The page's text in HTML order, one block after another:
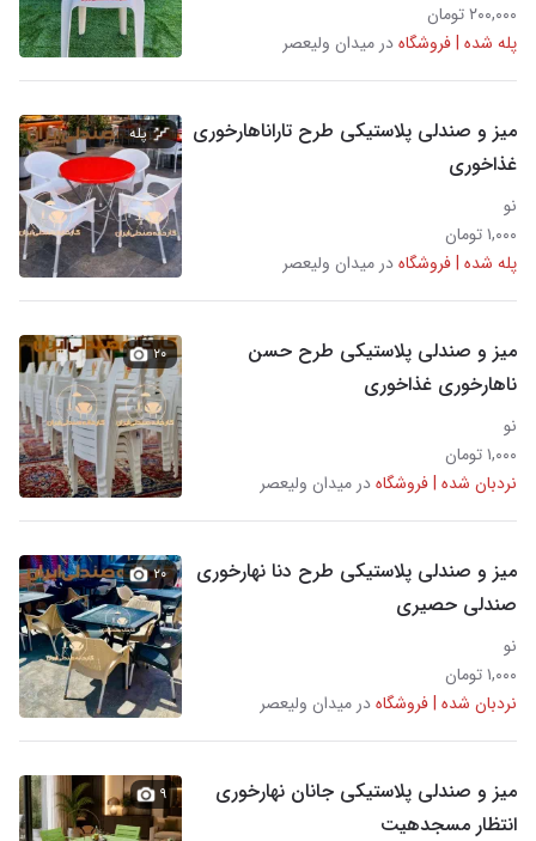
۲۰۰,۰۰۰ تومان
پله شده | فروشگاهدر میدان ولیعصر
میز و صندلی پلاستیکی طرح تاراناهارخوری
غذاخوری
نو
۱,۰۰۰ تومان
پله شده | فروشگاهدر میدان ولیعصر
پله
میز و صندلی پلاستیکی طرح حسن
ناهارخوری غذاخوری
نو
۱,۰۰۰ تومان
نردبان شده | فروشگاهدر میدان ولیعصر
۲۰
میز و صندلی پلاستیکی طرح دنا نهارخوری
صندلی حصیری
نو
۱,۰۰۰ تومان
نردبان شده | فروشگاهدر میدان ولیعصر
۲۰
میز و صندلی پلاستیکی جانان نهارخوری
انتظار مسجدهیت
۹